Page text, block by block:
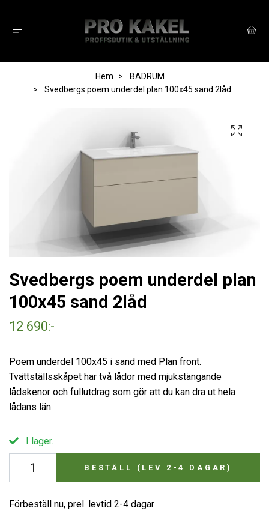
Hem
BADRUM
Svedbergs poem underdel plan 100x45 sand 2låd
Svedbergs poem underdel plan
100x45 sand 2låd
12 690:-
Poem underdel 100x45 i sand med Plan front.
Tvättställsskåpet har två lådor med mjukstängande
lådskenor och fullutdrag som gör att du kan dra ut hela
lådans län
I lager.
BESTÄLL (LEV 2-4 DAGAR)
Förbeställ nu, prel. levtid 2-4 dagar